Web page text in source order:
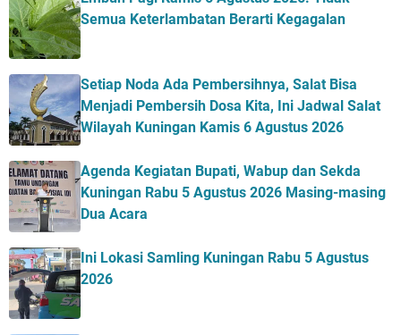
Semua Keterlambatan Berarti Kegagalan
Setiap Noda Ada Pembersihnya, Salat Bisa
Menjadi Pembersih Dosa Kita, Ini Jadwal Salat
Wilayah Kuningan Kamis 6 Agustus 2026
Agenda Kegiatan Bupati, Wabup dan Sekda
Kuningan Rabu 5 Agustus 2026 Masing-masing
Dua Acara
Ini Lokasi Samling Kuningan Rabu 5 Agustus
2026